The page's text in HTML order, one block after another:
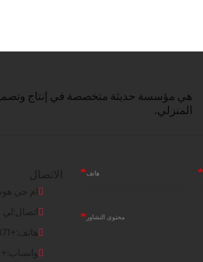
هي مؤسسة حديثة متخصصة في إنتاج
المنزلي.
الاتصال
ام جي هوم
اتصال:
هاتف:
واتساب:
هاتف
محتوى التشاور